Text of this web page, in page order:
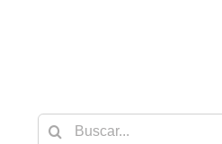
Buscar: